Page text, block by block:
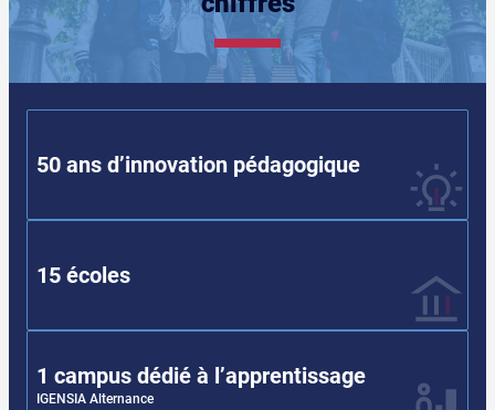
50 ans d’innovation pédagogique
15 écoles
1 campus dédié à l’apprentissage
IGENSIA Alternance